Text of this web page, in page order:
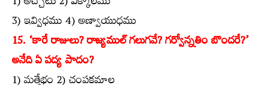
3) ఇవ్విధము 4) అణ్వాయుధము
15. ‘కారే రాజులు? రాజ్యముల్‌ గలుగవే? గర్వోన్నతిం బొందరే?’
అనేది ఏ పద్య పాదం?